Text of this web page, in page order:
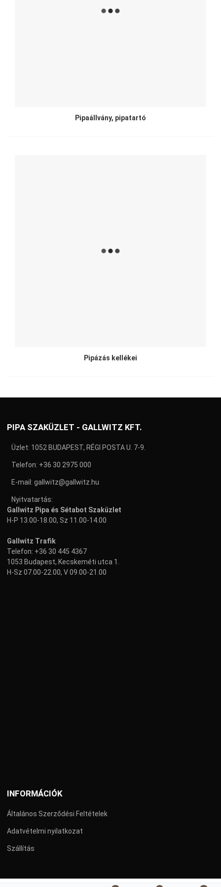
Pipaállvány, pipatartó
Pipázás kellékei
PIPA SZAKÜZLET - GALLWITZ KFT.
Üzlet: 1052 BUDAPEST, RÉGI POSTA U. 7-9.
Telefon: +36 30 2975 000
E-mail: gallwitz@gallwitz.hu
Nyitvatartás:
Gallwitz Pipa és Sétabot Szaküzlet
H-P 13.00-18.00, Sz 11.00-14.00
Gallwitz Trafik
Telefon: +36 30 445 4367
1053 Budapest, Kecskeméti utca 1.
H-Sz 07.00-22.00, V 09.00-21.00
INFORMÁCIÓK
Általános Szerződési Feltételek
Adatvételmi nyilatkozat
Szállítás